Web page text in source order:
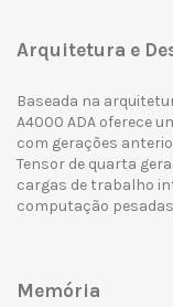
Arquitetura e
Baseada na
A4000 ADA oferece
com gerações
Tensor de quarta
cargas de trabalho
computação
Memória